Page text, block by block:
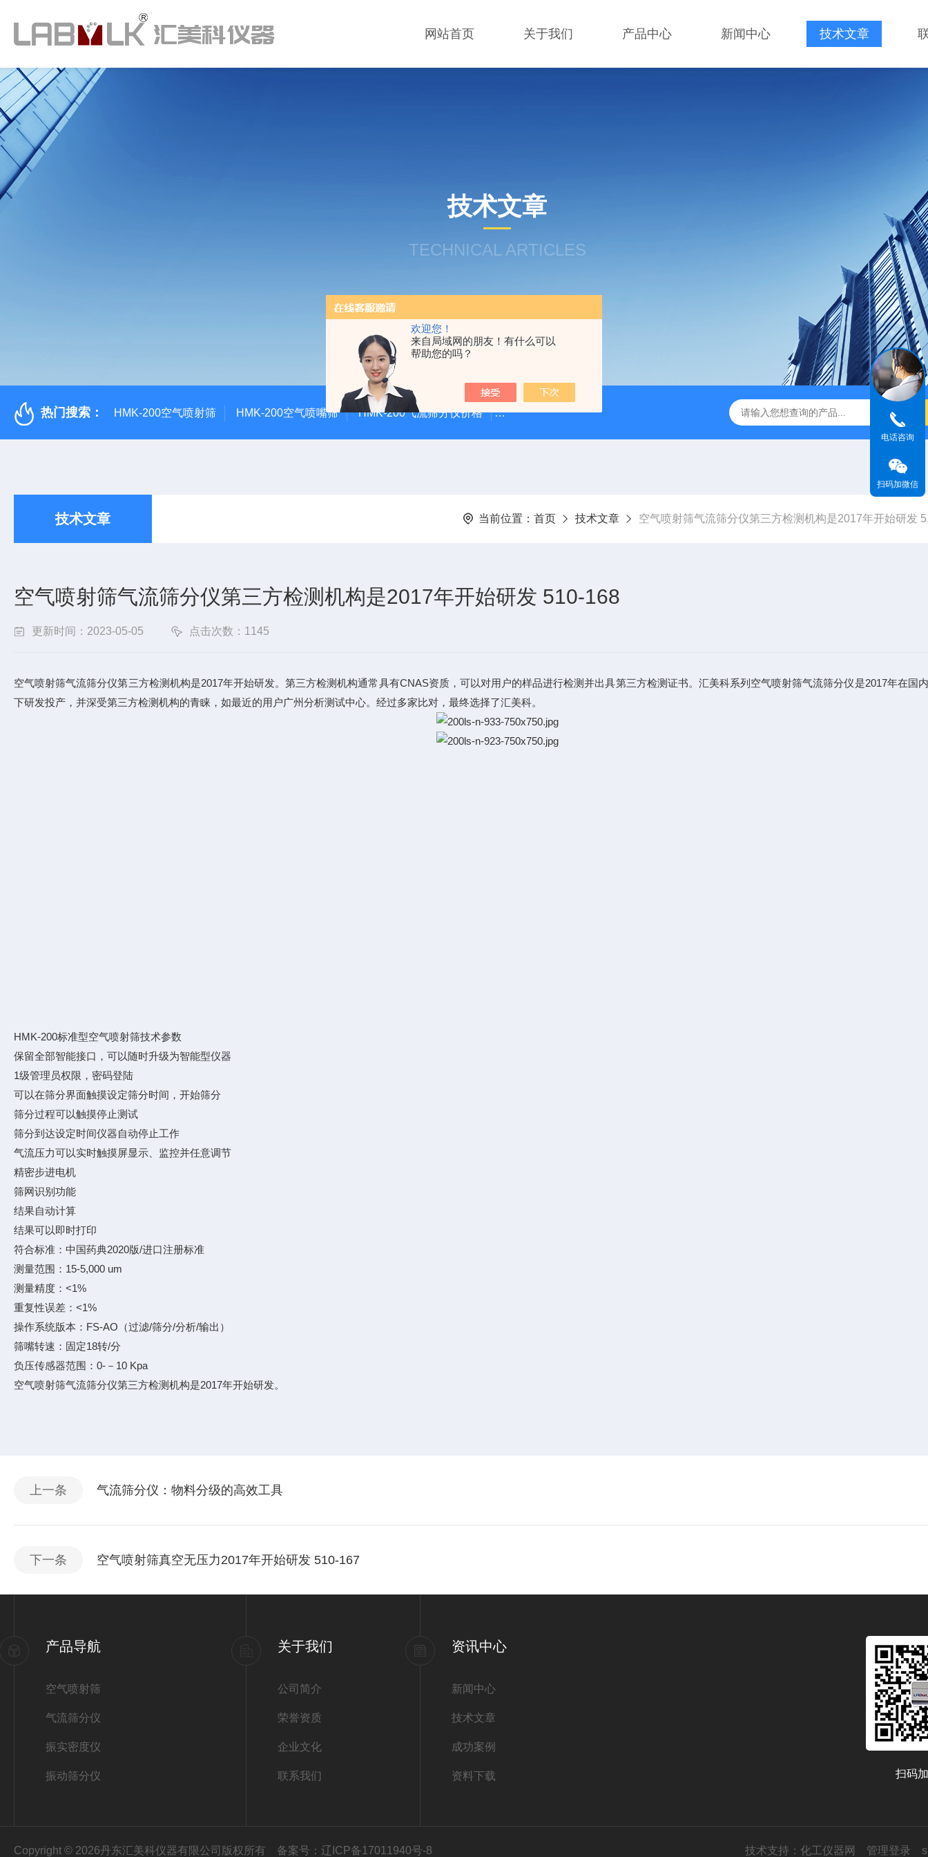
欢迎您！
来自局域网的朋友！有什么可以
帮助您的吗？
网站首页 关于我们 产品中心 新闻中心 技术文章
技术文章
TECHNICAL ARTICLES
热门搜索： HMK-200空气喷射筛 HMK-200空气喷嘴筛 HMK-200气流筛分仪价格 HMK-200空气喷射筛alpine HMK-200200LS-N空气喷射筛 HMK-200e200ls气流
技术文章 当前位置： 首页 技术文章 空气喷射筛气流筛分仪第三方检测机构是2017年开始研发
空气喷射筛气流筛分仪第三方检测机构是2017年开始研发 510-168
更新时间：2023-05-05 点击次数：1145
空气喷射筛气流筛分仪第三方检测机构是2017年开始研发。第三方检测机构通常具有CNAS资质，可以对用户的样品进行检测并出具第三方检测证书。汇美科系列空气喷射筛气流筛分仪是2017年在国
下研发投产，并深受第三方检测机构的青睐，如最近的用户广州分析测试中心。经过多家比对，最终选择了汇美科。
HMK-200标准型空气喷射筛技术参数
保留全部智能接口，可以随时升级为智能型仪器
1级管理员权限，密码登陆
可以在筛分界面触摸设定筛分时间，开始筛分
筛分过程可以触摸停止测试
筛分到达设定时间仪器自动停止工作
气流压力可以实时触摸屏显示、监控并任意调节
精密步进电机
筛网识别功能
结果自动计算
结果可以即时打印
符合标准：中国药典2020版/进口注册标准
测量范围：15-5,000 um
测量精度：<1%
重复性误差：<1%
操作系统版本：FS-AO（过滤/筛分/分析/输出）
筛嘴转速：固定18转/分
负压传感器范围：0-－10 Kpa
空气喷射筛气流筛分仪第三方检测机构是2017年开始研发。
上一条 气流筛分仪：物料分级的高效工具
下一条 空气喷射筛真空无压力2017年开始研发 510-167
产品导航
空气喷射筛
气流筛分仪
振实密度仪
振动筛分仪
关于我们
公司简介
荣誉资质
企业文化
联系我们
资讯中心
新闻中心
技术文章
成功案例
资料下载 扫码
Copyright © 2026丹东汇美科仪器有限公司版权所有 备案号：辽ICP备17011940号-8 技术支持： 化工仪器网 管理登录
电话咨询
扫码加微信